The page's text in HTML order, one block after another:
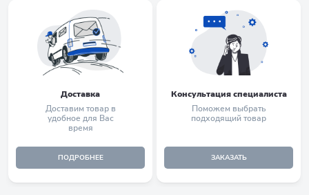
Доставка
Доставим товар в
удобное для Вас
время
ПОДРОБНЕЕ
Консультация специалиста
Поможем выбрать
подходящий товар
ЗАКАЗАТЬ